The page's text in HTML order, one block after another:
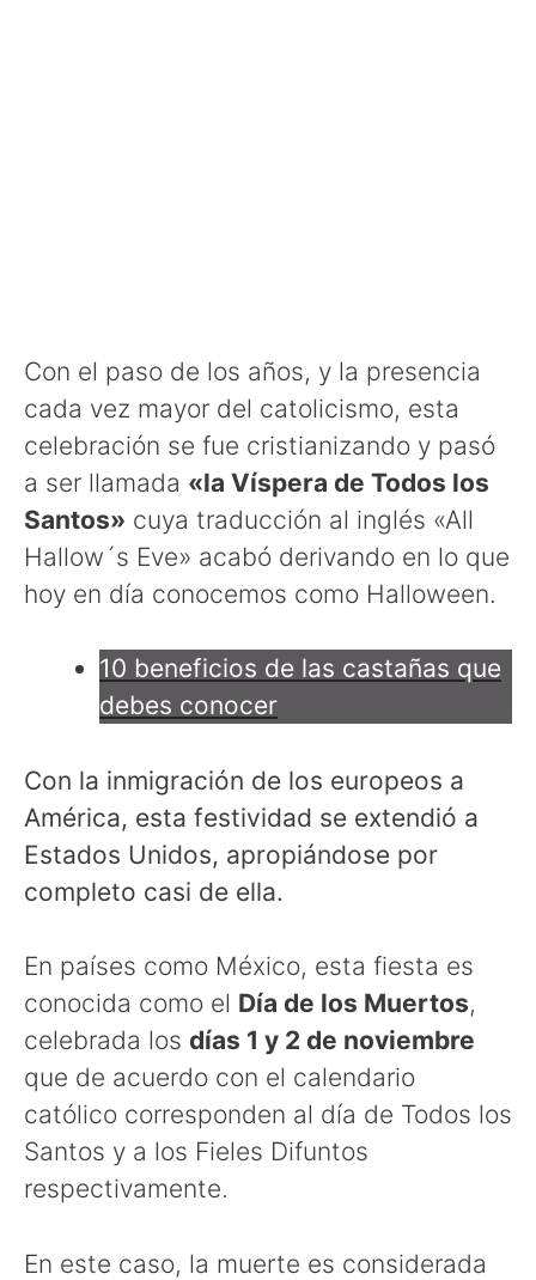
Con el paso de los años, y la presencia
cada vez mayor del catolicismo, esta
celebración se fue cristianizando y pasó
a ser llamada «la Víspera de Todos los
Santos» cuya traducción al inglés «All
Hallow´s Eve» acabó derivando en lo que
hoy en día conocemos como Halloween.
10 beneficios de las castañas que
debes conocer
Con la inmigración de los europeos a
América, esta festividad se extendió a
Estados Unidos, apropiándose por
completo casi de ella.
En países como México, esta fiesta es
conocida como el Día de los Muertos,
celebrada los días 1 y 2 de noviembre
que de acuerdo con el calendario
católico corresponden al día de Todos los
Santos y a los Fieles Difuntos
respectivamente.
En este caso, la muerte es considerada